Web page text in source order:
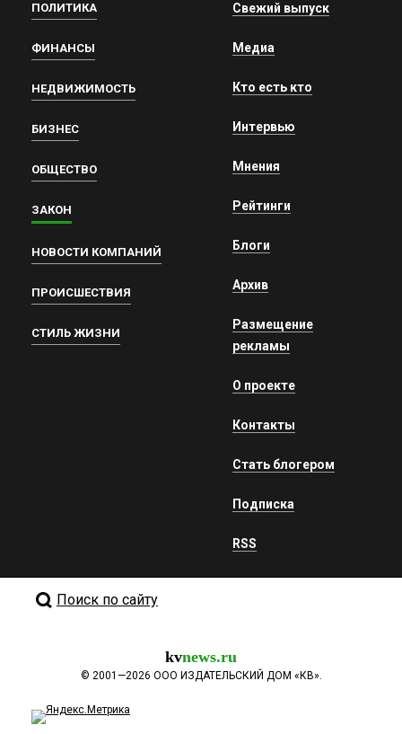
ПОЛИТИКА
ФИНАНСЫ
НЕДВИЖИМОСТЬ
БИЗНЕС
ОБЩЕСТВО
ЗАКОН
НОВОСТИ КОМПАНИЙ
ПРОИСШЕСТВИЯ
СТИЛЬ ЖИЗНИ
Свежий выпуск
Медиа
Кто есть кто
Интервью
Мнения
Рейтинги
Блоги
Архив
Размещение
рекламы
О проекте
Контакты
Стать блогером
Подписка
RSS
Поиск по сайту
kvnews.ru
© 2001—2026 ООО ИЗДАТЕЛЬСКИЙ ДОМ «КВ».